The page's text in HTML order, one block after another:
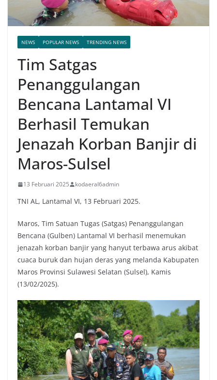
NEWS POPULAR NEWS TRENDING NEWS
Tim Satgas
Penanggulangan
Bencana Lantamal VI
Berhasil Temukan
Jenazah Korban Banjir di
Maros-Sulsel
13 Februari 2025 kodaeral6admin
TNI AL, Lantamal VI, 13 Februari 2025.
Maros, Tim Satuan Tugas (Satgas) Penanggulangan
Bencana (Gulben) Lantamal VI berhasil menemukan
jenazah korban banjir yang hanyut terbawa arus akibat
cuaca buruk dan hujan deras yang melanda Kabupaten
Maros Provinsi Sulawesi Selatan (Sulsel), Kamis
(13/02/2025).